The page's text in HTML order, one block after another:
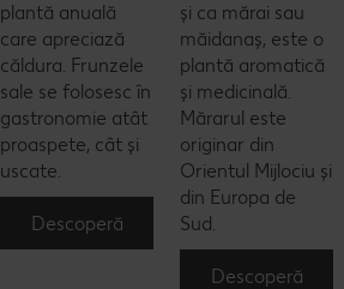
plantă anuală
care apreciază
căldura. Frunzele
sale se folosesc în
gastronomie atât
proaspete, cât și
uscate.
Descoperă
și ca mărai sau
măidanaș, este o
plantă aromatică
și medicinală.
Mărarul este
originar din
Orientul Mijlociu și
din Europa de
Sud.
Descoperă